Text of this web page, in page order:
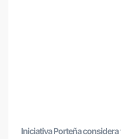
Iniciativa Porteña